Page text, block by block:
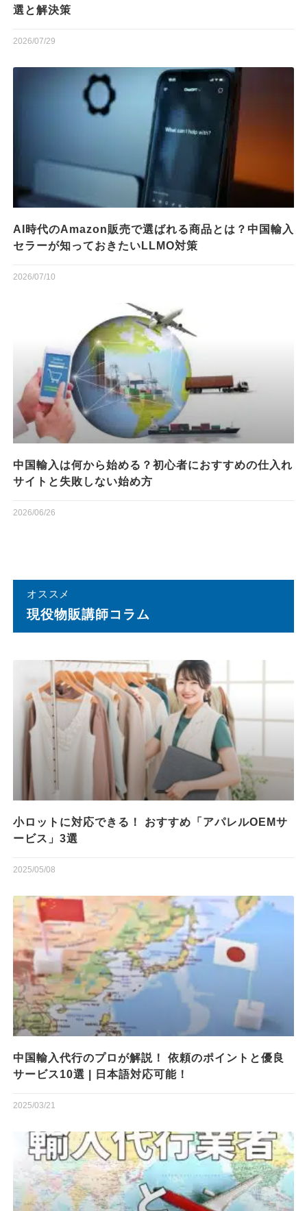
選と解決策
2026/07/29
AI時代のAmazon販売で選ばれる商品とは？中国輸入
セラーが知っておきたいLLMO対策
2026/07/10
中国輸入は何から始める？初心者におすすめの仕入れ
サイトと失敗しない始め方
2026/06/26
オススメ
現役物販講師コラム
小ロットに対応できる！ おすすめ「アパレルOEMサ
ービス」3選
2025/05/08
中国輸入代行のプロが解説！ 依頼のポイントと優良
サービス10選 | 日本語対応可能！
2025/03/21